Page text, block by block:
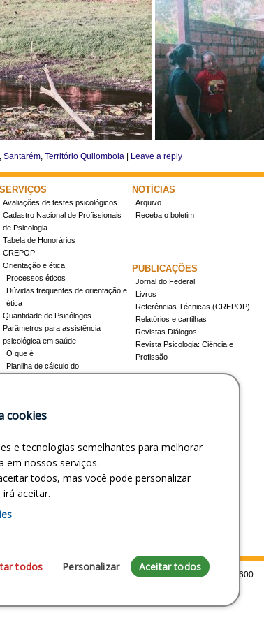
, Santarém, Território Quilombola Leave a reply
SERVIÇOS
Avaliações de testes psicológicos
Cadastro Nacional de Profissionais
de Psicologia
Tabela de Honorários
CREPOP
Orientação e ética
Processos éticos
Dúvidas frequentes de orientação e
ética
Quantidade de Psicólogos
Parâmetros para assistência
psicológica em saúde
O que é
Planilha de cálculo do
Registro de Especialista
Cursos credenciados
NOTÍCIAS
Arquivo
Receba o boletim
PUBLICAÇÕES
Jornal do Federal
Livros
Referências Técnicas (CREPOP)
Relatórios e cartilhas
Revistas Diálogos
Revista Psicologia: Ciência e
Profissão
Promovidos pelo CFP
Apoio e Patrocínio
INFORMAÇÕES LEGAIS
Via Office, Térreo, Sala 104 - Brasília - DF - CEP: 70070-600
cookies
e tecnologias semelhantes para melhorar
em nossos serviços.
todos, mas você pode personalizar
aceitar.
todos Personalizar Aceitar todos